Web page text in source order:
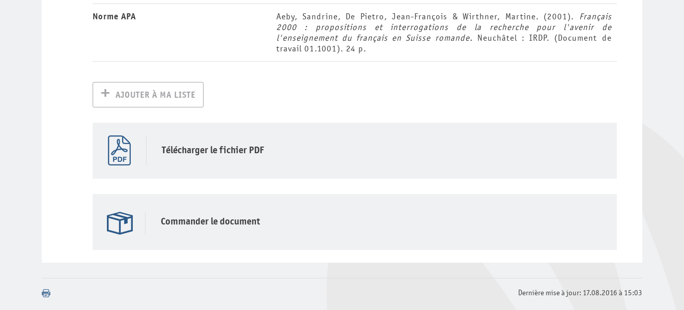
Norme APA Aeby, Sandrine, De Pietro, Jean-François & Wirthner, Martine. (2001).
Français
2000 : propositions et interrogations de la recherche pour l'avenir de
l'enseignement du français en Suisse romande. Neuchâtel : IRDP. (Document de
travail 01.1001). 24 p.
AJOUTER À MA LISTE
Télécharger le fichier PDF
Commander le document
Dernière mise à jour: 17.08.2016 à 15:03